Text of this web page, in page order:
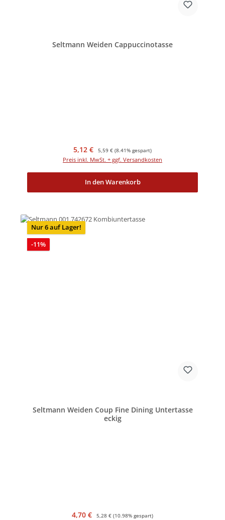
Seltmann Weiden Cappuccinotasse
Verkaufspreis:
5,12 € 5,59 € (8.41% gespart)
Preis inkl. MwSt. + ggf. Versandkosten
In den Warenkorb
Nur 6 auf Lager!
-11%Rabatt
Seltmann Weiden Coup Fine Dining Untertasse
eckig
Verkaufspreis:
4,70 € 5,28 € (10.98% gespart)